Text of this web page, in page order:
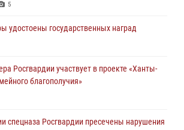
охраны Росгвардии отмечает
5
удостоены государственных наград
Росгвардии участвует в проекте «Ханты-
благополучия»
спецназа Росгвардии пресечены нарушения